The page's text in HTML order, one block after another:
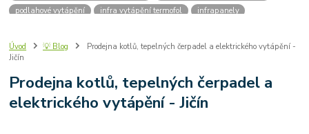
podlahové vytápění
infra vytápění termofol
infrapanely
kotle na uhlí
kotle na pelety
instalace tepelných čerpadel
uhlíkové fólie
infrapanel
elektrické podlahové vytápění R-290
Propan
topná rohož
parametry tepelného čerpadla
spotřeba tepelného čerpadla
úsporné tepelné čerpadlo
Úvod 💡 Blog
Prodejna kotlů, tepelných čerpadel a elektrického vytápění -
Jičín
Prodejna kotlů, tepelných čerpadel a
elektrického vytápění - Jičín